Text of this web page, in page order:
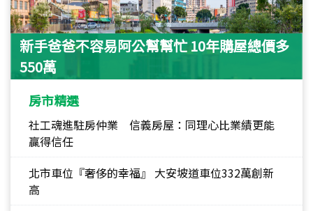
新手爸爸不容易阿公幫幫忙 10年購屋總價多
550萬
房市精選
社工魂進駐房仲業 信義房屋：同理心比業績更能
贏得信任
北市車位『奢侈的幸福』 大安坡道車位332萬創新
高